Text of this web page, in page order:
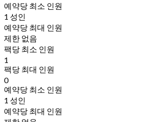
예약당 최소 인원
1 성인
예약당 최대 인원
제한 없음
팩당 최소 인원
1
팩당 최대 인원
0
예약당 최소 인원
1 성인
예약당 최대 인원